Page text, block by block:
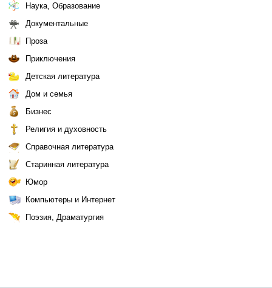
Наука, Образование
Документальные
Проза
Приключения
Детская литература
Дом и семья
Бизнес
Религия и духовность
Справочная литература
Старинная литература
Юмор
Компьютеры и Интернет
Поэзия, Драматургия